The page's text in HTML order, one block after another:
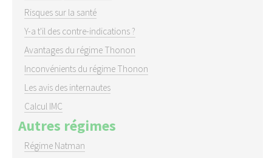
Risques sur la santé
Y-a t'il des contre-indications ?
Avantages du régime Thonon
Inconvénients du régime Thonon
Les avis des internautes
Calcul IMC
Autres régimes
Régime Natman